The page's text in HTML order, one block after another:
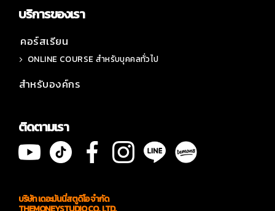
บริษัท เดอะมันนี่สตูดิโอ จำกัด
THEMONEYSTUDIO CO., LTD.
บริการของเรา
คอร์สเรียน
ONLINE COURSE สำหรับบุคคลทั่วไป
สำหรับองค์กร
ติดตามเรา